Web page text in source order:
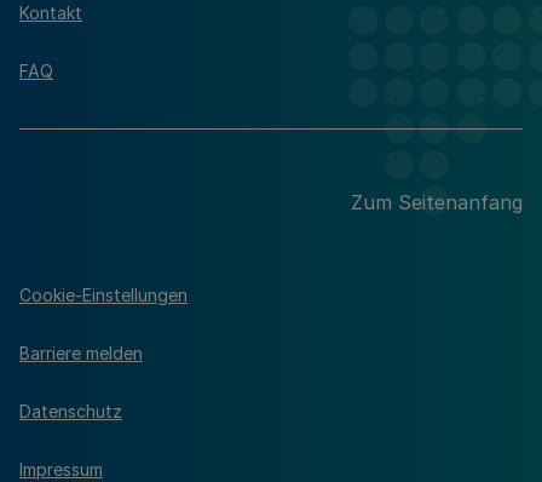
Kontakt
FAQ
Zum Seitenanfang
Cookie-Einstellungen
Barriere melden
Datenschutz
Impressum